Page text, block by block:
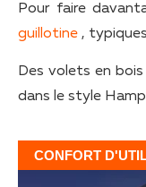
Pour faire
guillotine ,
Des volets en
dans le style
CONFORT